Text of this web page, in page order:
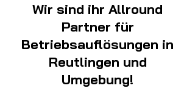
Wir sind ihr Allround
Partner für
Betriebsauflösungen in
Reutlingen und
Umgebung!